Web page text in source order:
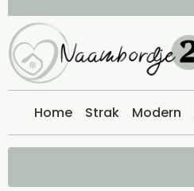
Home Strak Modern